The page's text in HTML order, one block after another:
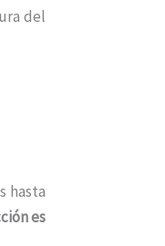
del
hasta
es